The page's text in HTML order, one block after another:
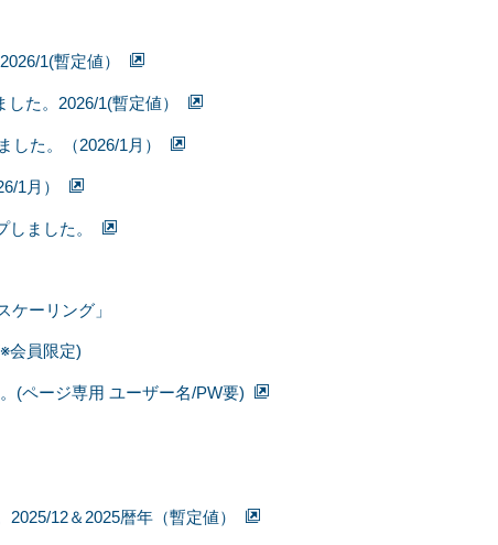
1(暫定値）
た。2026/1(暫定値）
た。（2026/1月）
1月）
ました。
ーリング」
会員限定)
(ページ専用 ユーザー名/PW要)
12＆2025暦年（暫定値）